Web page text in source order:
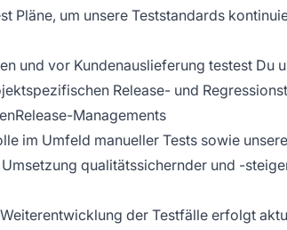
Pläne, um unsere Teststandards
und vor Kundenauslieferung testest Du
Release- und
Managements
im Umfeld manueller Tests sowie
qualitätssichernder und -
der Testfälle erfolgt